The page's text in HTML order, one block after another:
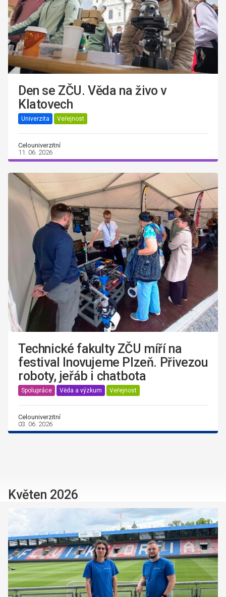
Den se ZČU. Věda na živo v
Klatovech
Univerzita Veřejnost
Celouniverzitní
11. 06. 2026
Technické fakulty ZČU míří na
festival Inovujeme Plzeň. Přivezou
roboty, jeřáb i chatbota
Spolupráce Věda a výzkum Veřejnost
Celouniverzitní
03. 06. 2026
Květen 2026